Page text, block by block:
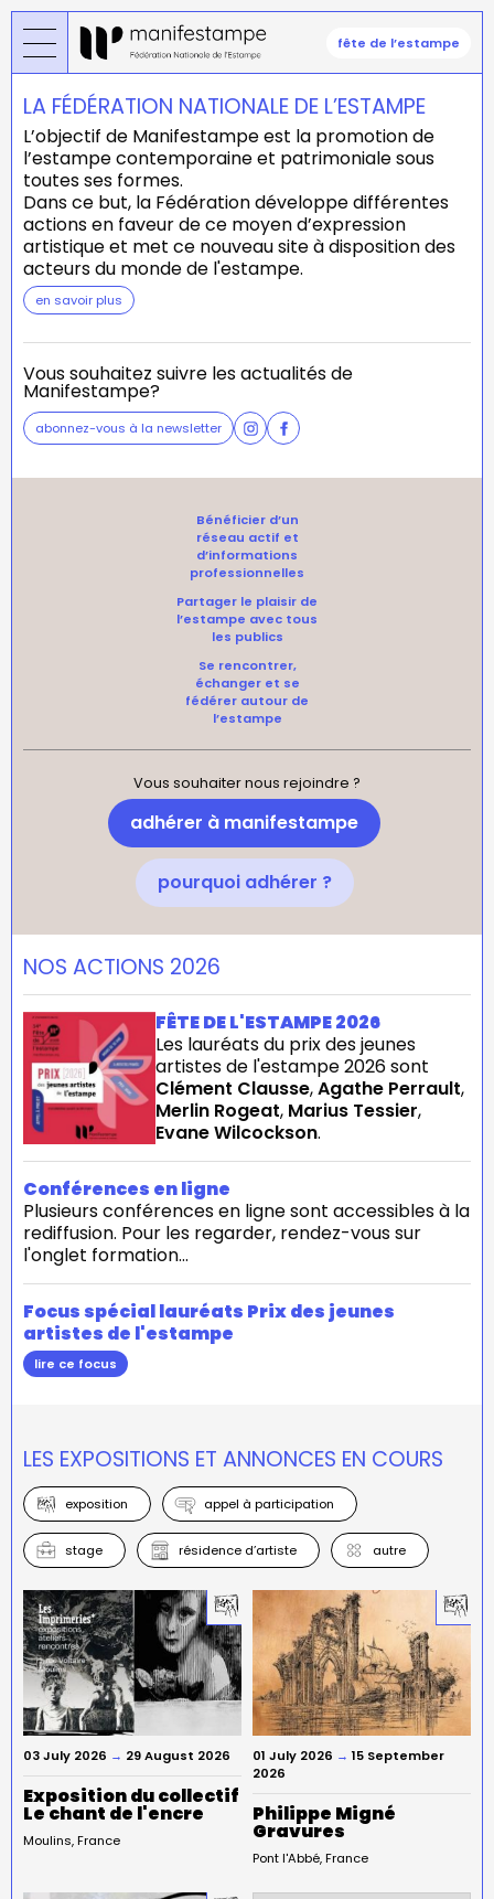
Skip
to
main
content
fête de l’estampe
LA FÉDÉRATION NATIONALE DE L’ESTAMPE
L’objectif de Manifestampe est la promotion de
l’estampe contemporaine et patrimoniale sous
toutes ses formes.
Dans ce but, la Fédération développe différentes
actions en faveur de ce moyen d’expression
artistique et met ce nouveau site à disposition des
acteurs du monde de l'estampe.
en savoir plus
Vous souhaitez suivre les actualités de
Manifestampe?
abonnez-vous à la newsletter
Bénéficier d’un
réseau actif et
d’informations
professionnelles
Partager le plaisir de
l’estampe avec tous
les publics
Se rencontrer,
échanger et se
fédérer autour de
l’estampe
Vous souhaiter nous rejoindre ?
adhérer à manifestampe
pourquoi adhérer ?
NOS ACTIONS 2026
FÊTE DE L'ESTAMPE 2026
Les lauréats du prix des jeunes
artistes de l'estampe 2026 sont
Clément Clausse,Agathe Perrault,
Merlin Rogeat, Marius Tessier,
Evane Wilcockson.
Conférences en ligne
Plusieurs conférences en ligne sont accessibles à la
rediffusion. Pour les regarder, rendez-vous sur
l'onglet formation...
Focus spécial lauréats Prix des jeunes
artistes de l'estampe
lire ce focus
LES EXPOSITIONS ET ANNONCES EN COURS
exposition appel à participation
stage résidence d’artiste autre
03 July 2026 → 29 August 2026
Exposition du collectif
Le chant de l'encre
Moulins France
01 July 2026 → 15 September
2026
Philippe Migné
Gravures
Pont l'Abbé France